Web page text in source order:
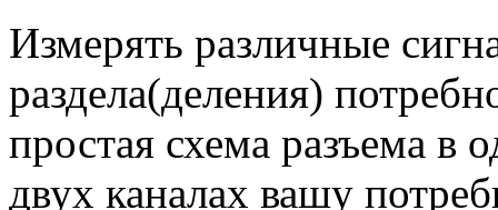
Измерять различные
раздела(деления)
простая схема разъема в
двух каналах вашу